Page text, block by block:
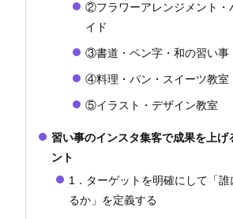
②フラワーアレンジメント・
イド
③書道・ペン字・和の習い事
④料理・パン・スイーツ教室
⑤イラスト・デザイン教室
習い事のインスタ集客で成果を上げ
ント
1．ターゲットを明確にして「誰
るか」を定義する